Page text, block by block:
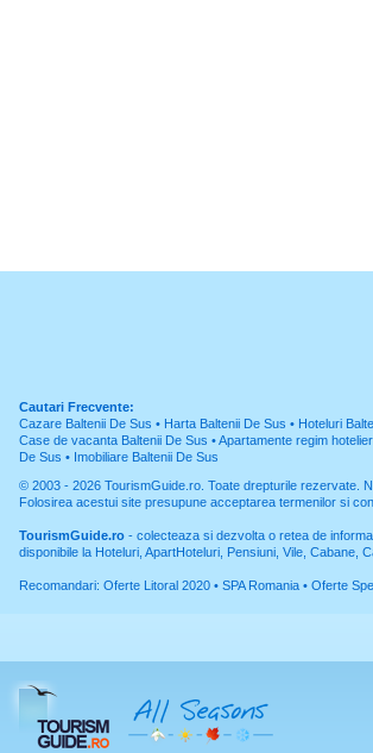
Cautari Frecvente:
Cazare Baltenii De Sus • Harta Baltenii De Sus • Hoteluri
Case de vacanta Baltenii De Sus •Apartamente regim
De Sus • Imobiliare Baltenii De Sus
© 2003 - 2026 TourismGuide.ro . Toate drepturile rezervate.
Folosirea acestui site presupune acceptarea termenilor si
TourismGuide.ro - colecteaza si dezvolta o retea de
disponibile la Hoteluri, ApartHoteluri, Pensiuni, Vile, Cabane,
Recomandari: Oferte Litoral 2020 • SPA Romania • Oferte